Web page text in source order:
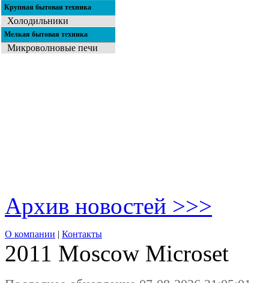
Крупная бытовая техника
Холодильники
Мелкая бытовая техника
Микроволновые печи
Архив новостей >>>
О компании | Контакты
2011 Moscow Microset